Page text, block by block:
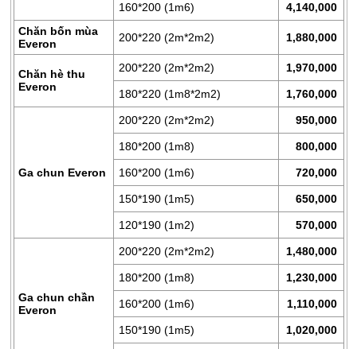
BỘ
CAO
CẤP
ARTEMIS
SẢN
HÀNG
LẺ
160*200 (1m6)
4,140,000
Chăn bốn mùa
Everon
200*220 (2m*2m2) 1,880,000
Chăn hè thu
Everon
200*220 (2m*2m2) 1,970,000
180*220 (1m8*2m2) 1,760,000
Ga chun Everon
200*220 (2m*2m2) 950,000
180*200 (1m8) 800,000
160*200 (1m6) 720,000
150*190 (1m5) 650,000
120*190 (1m2) 570,000
Ga chun chần
Everon
200*220 (2m*2m2) 1,480,000
180*200 (1m8) 1,230,000
160*200 (1m6) 1,110,000
150*190 (1m5) 1,020,000